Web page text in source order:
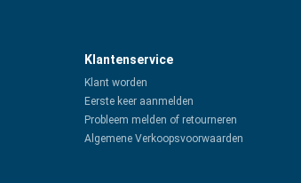
Klantenservice
Klant worden
Eerste keer aanmelden
Probleem melden of retourneren
Algemene Verkoopsvoorwaarden